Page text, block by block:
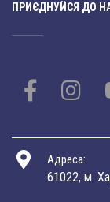
ПРИЄДНУЙСЯ ДО
Адреса:
61022, м.